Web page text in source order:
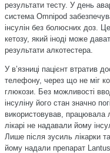
результати тесту. У день
система Omnipod
інсулін без болюсних доз.
кетозу, який іноді може
результати алкотестера.
У в’язниці пацієнт втратив
телефону, через що не міг
глюкози. Без можливості
інсуліну його стан значно
використовував,
лікарі не надавали йому
Лише після зусиль лікарки
йому надали препарат